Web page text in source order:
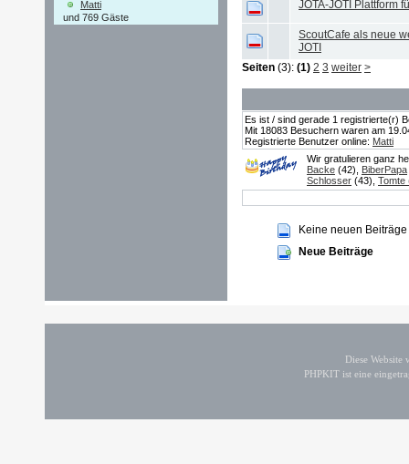
Matti
und 769 Gäste
JOTA-JOTI Plattform
ScoutCafe als neue
JOTI
Seiten (3): (1) 2 3 weiter >
Es ist / sind gerade 1 registrierte(r)
Mit 18083 Besuchern waren am
Registrierte Benutzer online: Matti
Wir gratulieren ganz
Backe (42), BiberPapa
Schlosser (43), Tomte
Keine neuen Beiträge
Neue Beiträge
Diese
PHPKIT ist eine